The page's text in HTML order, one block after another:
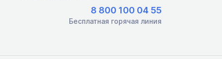
8 800 100 04 55
Бесплатная горячая линия